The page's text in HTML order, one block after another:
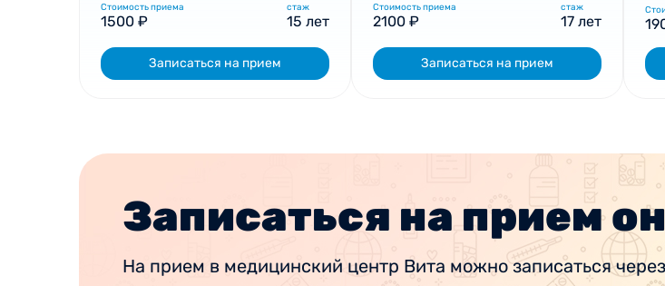
Стоимость приема
1500 ₽
стаж
15 лет
Записаться на прием
Стоимость приема
2100 ₽
стаж
17 лет
Записаться на прием
Записаться на прием
На прием в медицинский центр Вита можно записаться